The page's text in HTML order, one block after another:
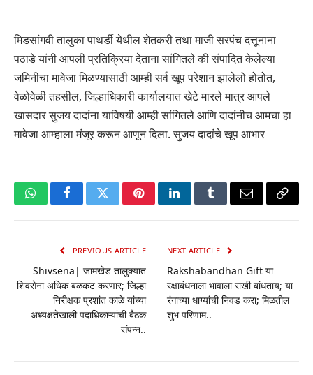
मिडसांगवी तालुका पाथर्डी येथील शेतकरी तथा माजी सरपंच दत्तूनाना
पठाडे यांनी आपली प्रतिक्रिया देताना सांगितले की संपादित केलेल्या
जमिनीचा मावेजा मिळण्यासाठी आम्ही सर्व खूप परेशान झालेलो होतोत,
वेळोवेळी तहसील, जिल्हाधिकारी कार्यालयात खेटे मारले मात्र आपले
खासदार सुजय दादांना याविषयी आम्ही सांगितले आणि दादांनीच आमचा हा
मावेजा आम्हाला मंजूर करून आणून दिला. सुजय दादांचे खूप आभार
WhatsAppFacebookTwitterPinterestLinkedInTumblrEmail Copy
PREVIOUS ARTICLE
Shivsena| जामखेड तालुक्यात
शिवसेना अधिक बळकट करणार; जिल्हा
निरीक्षक प्रशांत काळे यांच्या
अध्यक्षतेखाली पदाधिकाऱ्यांची बैठक
संपन्न..
NEXT ARTICLE
Rakshabandhan Gift या
रक्षाबंधनाला भावाला राखी बांधताय; या
रंगाच्या धाग्यांची निवड करा; मिळतील
शुभ परिणाम..